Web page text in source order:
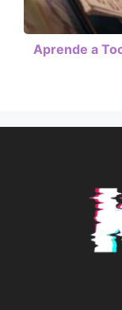
Aprende a